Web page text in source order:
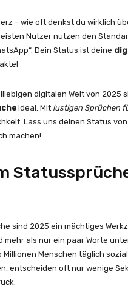
– wie oft denkst du wirklich
Nutzer nutzen den
Dein Status ist deine
digitalen Welt von 2025
ideal. Mit lustigen Sprüchen
Lass uns deinen Status
machen!
sind 2025 ein mächtiges
mehr als nur ein paar Worte
Millionen Menschen täglich
entscheiden oft nur wenige